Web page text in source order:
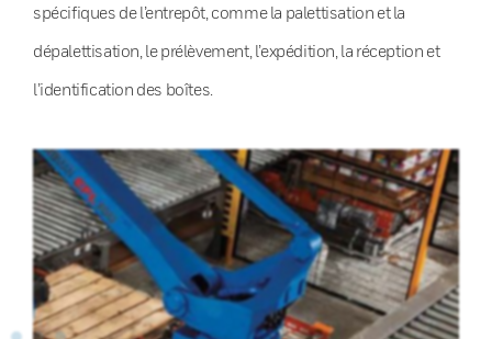
spécifiques de l’entrepôt, comme la palettisation et la
dépalettisation, le prélèvement, l’expédition, la réception et
l’identification des boîtes.